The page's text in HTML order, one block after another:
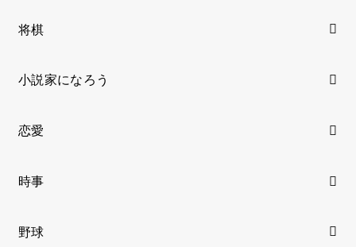
将棋
小説家になろう
恋愛
時事
野球